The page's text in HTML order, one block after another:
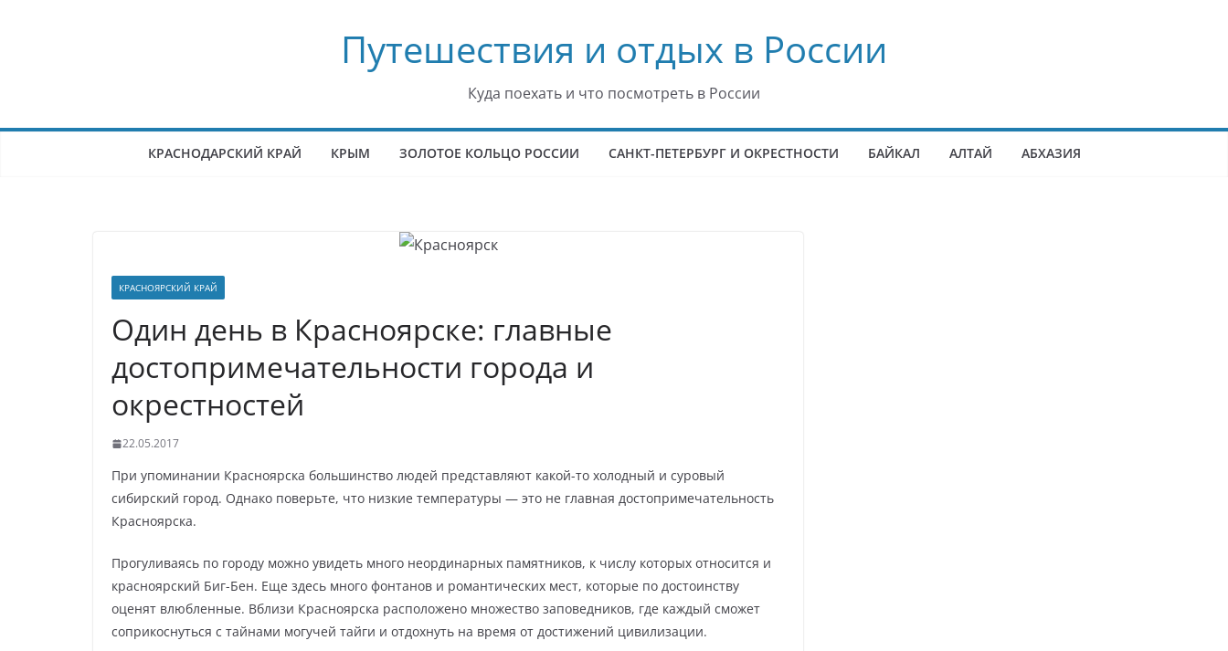
Путешествия и отдых в России
Куда поехать и что посмотреть в России
КРАСНОДАРСКИЙ КРАЙ КРЫМ ЗОЛОТОЕ КОЛЬЦО РОССИИ САНКТ-ПЕТЕРБУРГ И ОКРЕСТНОСТИ БАЙКАЛ АЛТАЙ АБХАЗИЯ
КРАСНОЯРСКИЙ КРАЙ
Один день в Красноярске: главные
достопримечательности города и
окрестностей
22.05.2017
При упоминании Красноярска большинство людей представляют какой-то холодный и суровый
сибирский город. Однако поверьте, что низкие температуры — это не главная достопримечательность
Красноярска.
Прогуливаясь по городу можно увидеть много неординарных памятников, к числу которых относится и
красноярский Биг-Бен. Еще здесь много фонтанов и романтических мест, которые по достоинству
оценят влюбленные. Вблизи Красноярска расположено множество заповедников, где каждый сможет
соприкоснуться с тайнами могучей тайги и отдохнуть на время от достижений цивилизации.